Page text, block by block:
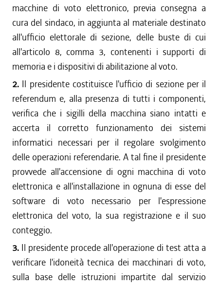
macchine di voto elettronico, previa consegna a
cura del sindaco, in aggiunta al materiale destinato
all'ufficio elettorale di sezione, delle buste di cui
all'articolo 8, comma 3, contenenti i supporti di
memoria e i dispositivi di abilitazione al voto.
2. Il presidente costituisce l'ufficio di sezione per il
referendum e, alla presenza di tutti i componenti,
verifica che i sigilli della macchina siano intatti e
accerta il corretto funzionamento dei sistemi
informatici necessari per il regolare svolgimento
delle operazioni referendarie. A tal fine il presidente
provvede all'accensione di ogni macchina di voto
elettronica e all'installazione in ognuna di esse del
software di voto necessario per l'espressione
elettronica del voto, la sua registrazione e il suo
conteggio.
3. Il presidente procede all'operazione di test atta a
verificare l'idoneità tecnica dei macchinari di voto,
sulla base delle istruzioni impartite dal servizio